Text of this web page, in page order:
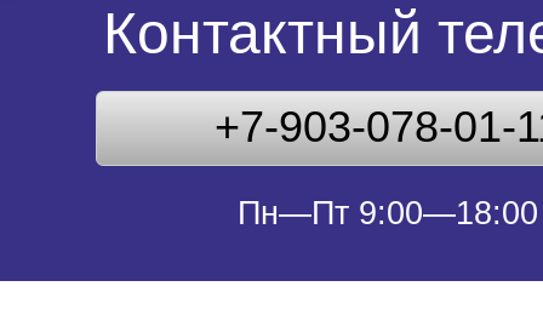
Контактный
+7-903-078-01-
Пн—Пт 9:00—18:00